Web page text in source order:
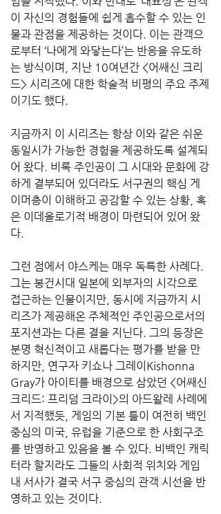
이 자신의 경험들에 쉽게 흡수할 수 있는 인
물과 관점을 제공하는 것이다. 이는 관객으
로부터 ‘나에게 와닿는다’는 반응을 유도하
는 방식이며, 지난 10여년간 <어쌔신 크리
드> 시리즈에 대한 학술적 비평의 주요 주제
이기도 했다.
지금까지 이 시리즈는 항상 이와 같은 쉬운
동일시가 가능한 경험을 제공하도록 설계되
어 왔다. 비록 주인공이 그 시대와 문화에 강
하게 결부되어 있더라도 서구권의 핵심 게
이머층이 이해하고 공감할 수 있는 상황, 혹
은 이데올로기적 배경이 마련되어 있어 왔
다.
그런 점에서 야스케는 매우 독특한 사례다.
그는 봉건시대 일본에 외부자의 시각으로
접근하는 인물이지만, 동시에 지금까지 시
리즈가 제공해온 주체적인 주인공으로서의
포지션과는 다른 결을 지닌다. 그의 등장은
분명 혁신적이고 새롭다는 평가를 받을 만
하지만, 연구자 키쇼나 그레이Kishonna
Gray가 아이티를 배경으로 삼았던 <어쌔신
크리드: 프리덤 크라이>의 아드왈레 사례에
서 지적했듯, 게임의 기본 틀이 여전히 백인
중심의 미국, 유럽을 기준으로 한 사회구조
를 반영하고 있음을 볼 수 있다. 비백인 캐릭
터라 할지라도 그들의 사회적 위치와 게임
내 서사가 결국 서구 중심의 관객 시선을 반
영하고 있는 것이다.